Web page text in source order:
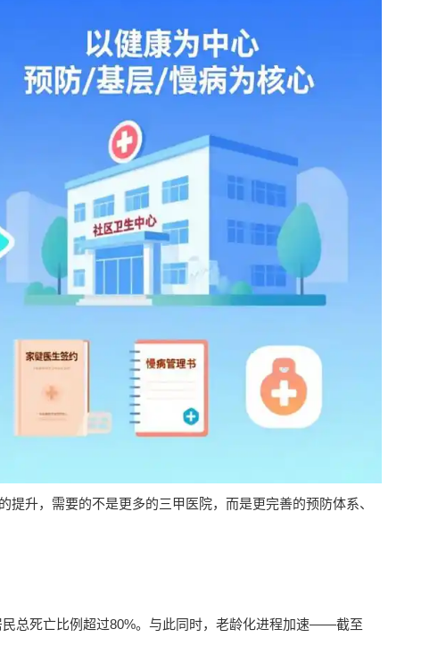
升，需要的不是更多的三甲医院，而是更完善的预防体系、
总死亡比例超过80%。与此同时，老龄化进程加速——截至